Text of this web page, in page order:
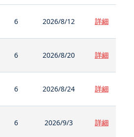
6 2026/8/12 詳細
6 2026/8/20 詳細
6 2026/8/24 詳細
6 2026/9/3 詳細